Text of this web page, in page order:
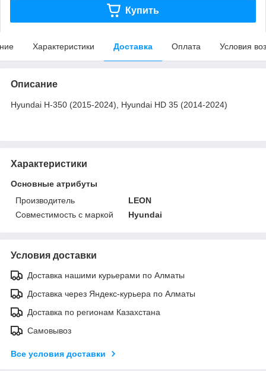
Купить
Характеристики Доставка Оплата Условия
Описание
Hyundai H-350 (2015-2024), Hyundai HD 35 (2014-2024)
Характеристики
Основные атрибуты
Производитель
LEON
Совместимость с маркой
Hyundai
Условия доставки
Доставка нашими курьерами по Алматы
Доставка через Яндекс-курьера по Алматы
Доставка по регионам Казахстана
Самовывоз
Все условия доставки